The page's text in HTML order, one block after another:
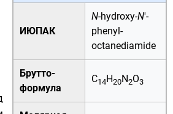
ИЮПАК
N-hydroxy-N'-
phenyl-
octanediamide
Брутто-
формула
C14H20N2O3